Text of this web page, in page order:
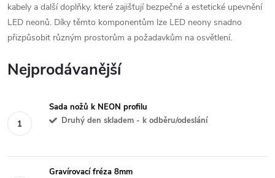
kabely a další doplňky, které zajišťují bezpečné a estetické upevnění
LED neonů. Díky těmto komponentům lze LED neony snadno
přizpůsobit různým prostorům a požadavkům na osvětlení.
Nejprodávanější
Sada nožů k NEON profilu
Druhý den skladem - k odběru/odeslání
Gravírovací fréza 8mm